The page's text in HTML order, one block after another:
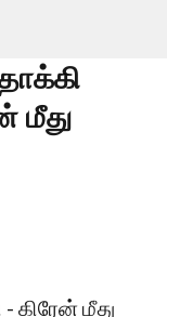
மீது
கிரேன் மீது